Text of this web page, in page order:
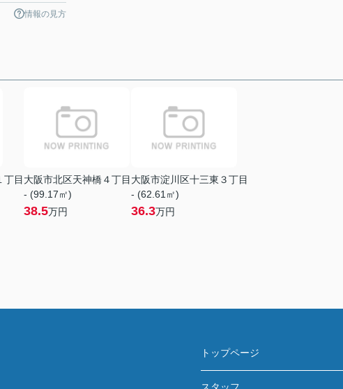
情報の見方
丁目 大阪市北区天神橋４丁目
- (99.17㎡)
38.5万円
大阪市淀川区十三東３丁目
- (62.61㎡)
36.3万円
トップページ